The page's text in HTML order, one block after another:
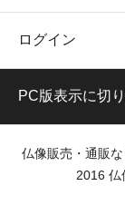
ログイン
PC版表示に切
仏像販売・通販
2016 仏